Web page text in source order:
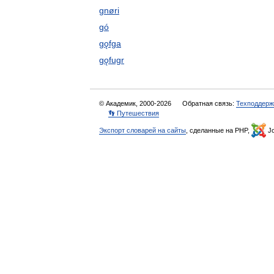
gnøri
gó
gǫfga
gǫfugr
© Академик, 2000-2026 Обратная связь:
👣 Путешествия
Экспорт словарей на сайты , сделанные на PHP,